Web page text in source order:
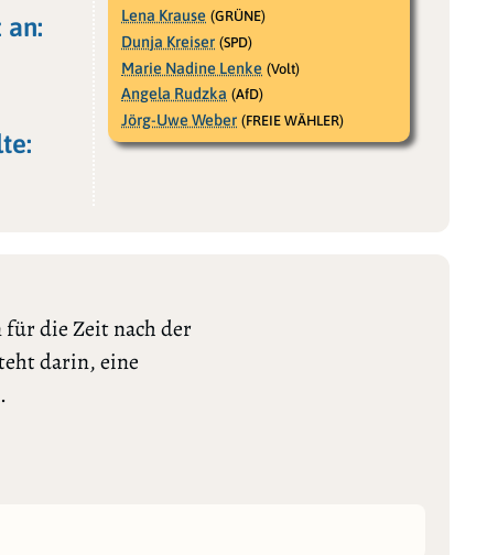
Lena Krause (GRÜNE)
Dunja Kreiser (SPD)
Marie Nadine Lenke (Volt)
Angela Rudzka (AfD)
Jörg-Uwe Weber (FREIE WÄHLER)
für die Zeit nach der
darin, eine